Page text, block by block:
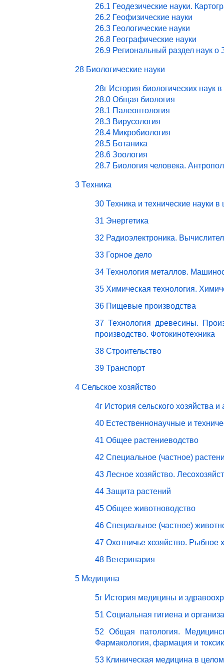
26.1 Геодезические науки.
26.2 Геофизические науки
26.3 Геологические науки
26.8 Географические науки
26.9 Региональный раздел наук о
28 Биологические науки
28г История биологических наук
28.0 Общая биология
28.1 Палеонтология
28.3 Вирусология
28.4 Микробиология
28.5 Ботаника
28.6 Зоология
28.7 Биология человека.
3 Техника
30 Техника и технические науки в
31 Энергетика
32 Радиоэлектроника.
33 Горное дело
34 Технология металлов.
35 Химическая технология.
36 Пищевые производства
37 Технология древесины.
производство. Фотокинотехника
38 Строительство
39 Транспорт
4 Сельское хозяйство
4г История сельского хозяйства
40 Естественнонаучные и
41 Общее растениеводство
42 Специальное (частное)
43 Лесное хозяйство.
44 Защита растений
45 Общее животноводство
46 Специальное (частное)
47 Охотничье хозяйство. Рыбное
48 Ветеринария
5 Медицина
5г История медицины и
51 Социальная гигиена и
52 Общая патология.
Фармакология, фармация и
53 Клиническая медицина в целом